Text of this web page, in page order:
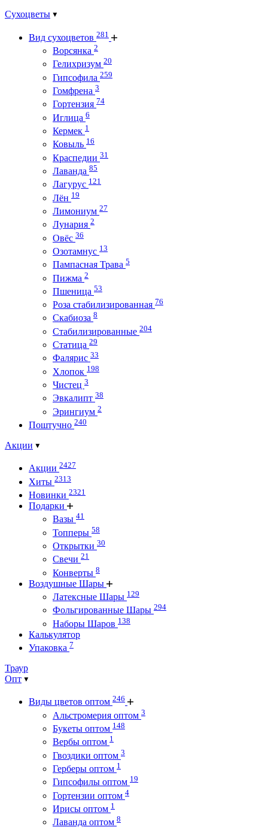
Сухоцветы
Вид сухоцветов 281
Ворсянка 2
Гелихризум 20
Гипсофила 259
Гомфрена 3
Гортензия 74
Иглица 6
Кермек 1
Ковыль 16
Краспедии 31
Лаванда 85
Лагурус 121
Лён 19
Лимониум 27
Лунария 2
Овёс 36
Озотамнус 13
Пампасная Трава 5
Пижма 2
Пшеница 53
Роза стабилизированная 76
Скабиоза 8
Стабилизированные 204
Статица 29
Фалярис 33
Хлопок 198
Чистец 3
Эвкалипт 38
Эрингиум 2
Поштучно 240
Акции
Акции 2427
Хиты 2313
Новинки 2321
Подарки
Вазы 41
Топперы 58
Открытки 30
Свечи 21
Конверты 8
Воздушные Шары
Латексные Шары 129
Фольгированные Шары 294
Наборы Шаров 138
Калькулятор
Упаковка 7
Траур
Опт
Виды цветов оптом 246
Альстромерия оптом 3
Букеты оптом 148
Вербы оптом 1
Гвоздики оптом 3
Герберы оптом 1
Гипсофилы оптом 19
Гортензии оптом 4
Ирисы оптом 1
Лаванда оптом 8